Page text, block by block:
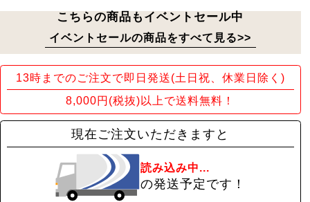
こちらの商品もイベントセール中
イベントセールの商品をすべて見る>>
13時までのご注文で即日発送(土日祝、休業日除く)
8,000円(税抜)以上で送料無料！
現在ご注文いただきますと
読み込み中...
の発送予定です！